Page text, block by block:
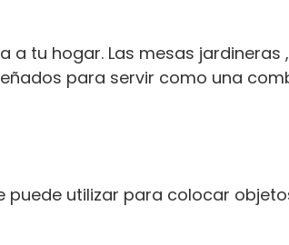
tu hogar. Las mesas
para servir como una
utilizar para colocar